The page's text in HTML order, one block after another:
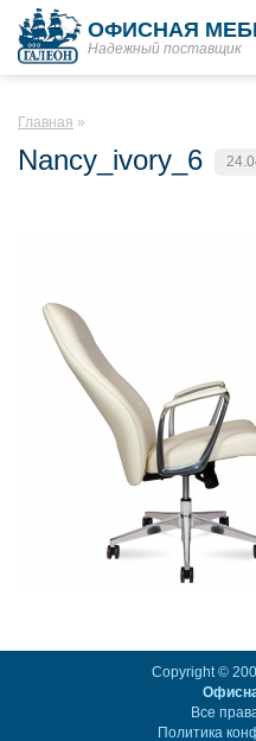
ОФИСНАЯ
Надежный поставщик
Главная
Nancy_ivory_6
Copyright ©
Все
Политика